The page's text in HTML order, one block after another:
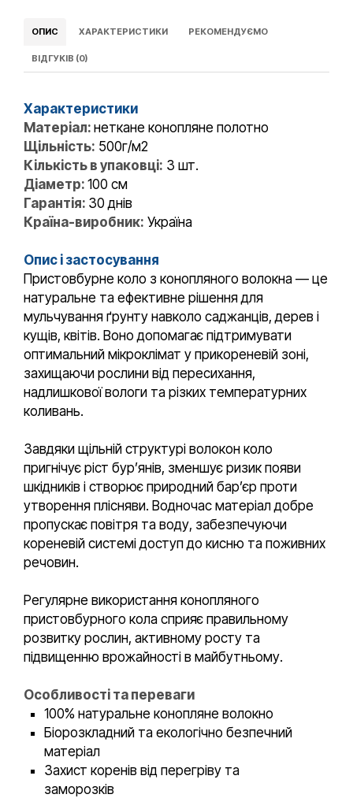
ОПИС ХАРАКТЕРИСТИКИ РЕКОМЕНДУЄМО
ВІДГУКІВ (0)
Характеристики
Матеріал: неткане конопляне полотно
Щільність: 500г/м2
Кількість в упаковці: 3 шт.
Діаметр: 100 см
Гарантія: 30 днів
Країна-виробник: Україна
Опис і застосування
Пристовбурне коло з конопляного волокна — це
натуральне та ефективне рішення для
мульчування ґрунту навколо саджанців, дерев і
кущів, квітів. Воно допомагає підтримувати
оптимальний мікроклімат у прикореневій зоні,
захищаючи рослини від пересихання,
надлишкової вологи та різких температурних
коливань.
Завдяки щільній структурі волокон коло
пригнічує ріст бур’янів, зменшує ризик появи
шкідників і створює природний бар’єр проти
утворення плісняви. Водночас матеріал добре
пропускає повітря та воду, забезпечуючи
кореневій системі доступ до кисню та поживних
речовин.
Регулярне використання конопляного
пристовбурного кола сприяє правильному
розвитку рослин, активному росту та
підвищенню врожайності в майбутньому.
Особливості та переваги
100% натуральне конопляне волокно
Біорозкладний та екологічно безпечний
матеріал
Захист коренів від перегріву та
заморозків